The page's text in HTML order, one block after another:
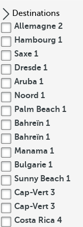
Destinations
Allemagne 2
Hambourg 1
Saxe 1
Dresde 1
Aruba 1
Noord 1
Palm Beach 1
Bahreïn 1
Bahreïn 1
Manama 1
Bulgarie 1
Sunny Beach 1
Cap-Vert 3
Cap-Vert 3
Costa Rica 4